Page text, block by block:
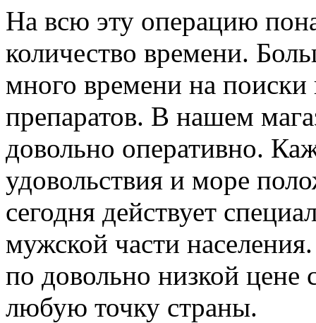
На всю эту операцию
количество времени.
много времени на
препаратов. В нашем
довольно оперативно.
удовольствия и море
сегодня действует
мужской части
по довольно низкой цене
любую точку страны.